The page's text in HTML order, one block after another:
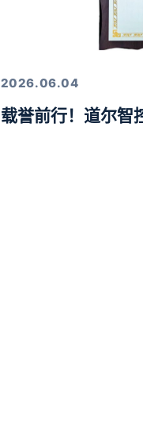
2026.06.04
载誉前行！道尔智